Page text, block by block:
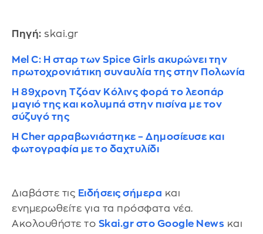
Πηγή: skai.gr
Mel C: Η σταρ των Spice Girls ακυρώνει την
πρωτοχρονιάτικη συναυλία της στην Πολωνία
Η 89χρονη Τζόαν Κόλινς φορά το λεοπάρ
μαγιό της και κολυμπά στην πισίνα με τον
σύζυγό της
Η Cher αρραβωνιάστηκε – Δημοσίευσε και
φωτογραφία με το δαχτυλίδι
Διαβάστε τις Ειδήσεις σήμερα και
ενημερωθείτε για τα πρόσφατα νέα.
Ακολουθήστε το Skai.gr στο Google News και